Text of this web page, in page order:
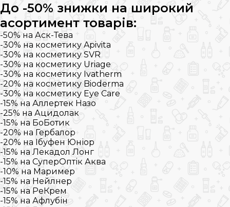
До -50% знижки на широкий
асортимент товарів:
-50% на Аск-Тева
-30% на косметику Apivita
-30% на косметику SVR
-30% на косметику Uriage
-30% на косметику Ivatherm
-20% на косметику Bioderma
-30% на косметику Eye Care
-15% на Аллертек Назо
-25% на Ацидолак
-15% на БоБотик
-20% на Гербалор
-20% на Ібуфен Юніор
-15% на Лекадол Лонг
-15% на СуперОптік Аква
-10% на Маример
-15% на Нейлнер
-15% на РеКрем
-15% на Афлубін